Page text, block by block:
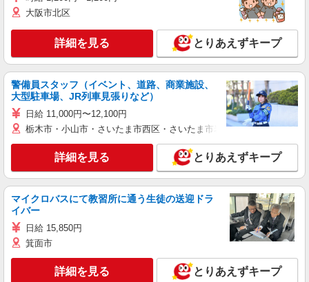
大阪市北区
詳細を見る とりあえずキープ
警備員スタッフ（イベント、道路、商業施設、
大型駐車場、JR列車見張りなど）
日給 11,000円〜12,100円
栃木市・小山市・さいたま市西区・さいたま市岩槻区・久喜市・蓮田
詳細を見る とりあえずキープ
マイクロバスにて教習所に通う生徒の送迎ドラ
イバー
日給 15,850円
箕面市
詳細を見る とりあえずキープ